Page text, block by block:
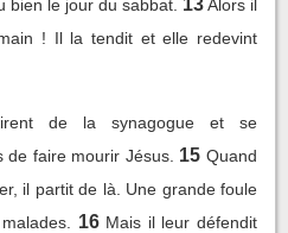
bien le jour du sabbat. 13Alors il
! Il la tendit et elle redevint
de la synagogue et se
faire mourir Jésus. 15 Quand
il partit de là. Une grande foule
16 Mais il leur défendit